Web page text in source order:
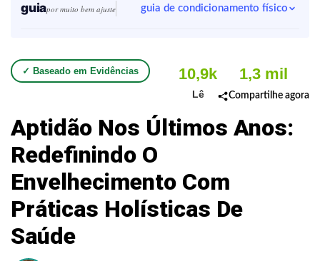
guiapor muito bem ajuste guia de condicionamento físico
✓ Baseado em Evidências 10,9k
Lê
1,3 mil
Compartilhe agora
Aptidão Nos Últimos Anos:
Redefinindo O
Envelhecimento Com
Práticas Holísticas De
Saúde